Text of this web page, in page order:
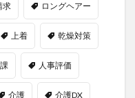
求 ロングヘアー
上着 乾燥対策
人事評価
介護 介護DX